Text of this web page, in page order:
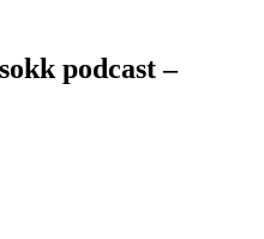
podcast –